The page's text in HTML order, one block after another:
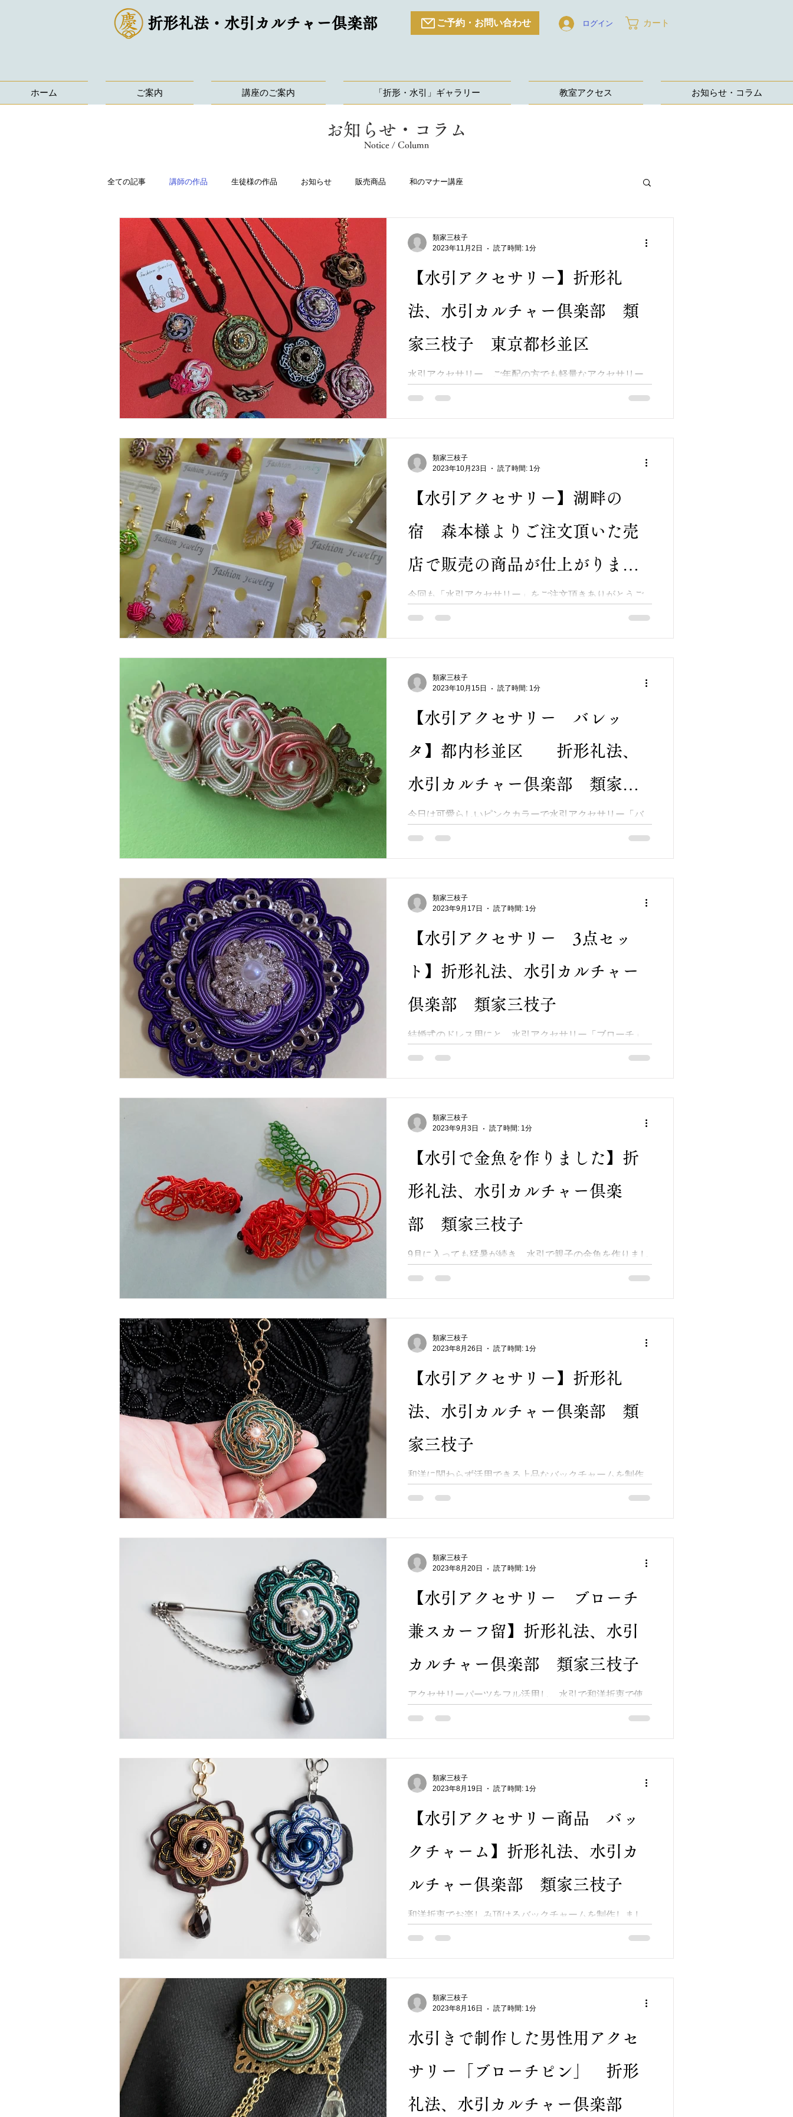
折形礼法・水引カルチャー倶楽部 ご予約・お問い合わせ ログイン カート
ホーム ご案内 講座のご案内 「折形・水引」ギャラリー 教室アクセス お知らせ・コラム
お知らせ・コラム
Notice / Column
全ての記事 講師の作品 生徒様の作品 お知らせ 販売商品 和のマナー講座
【水引アクセサリー】折形礼
法、水引カルチャー倶楽部 類
家三枝子 東京都杉並区
水引アクセサリー、ご年配の方でも軽量なアクセサリー
首の普段が軽減されます。 ボリューム感の割には軽くて
大変喜んで頂いています★ ヘアクリップは大人以外に子
類家三枝子
2023年11月2日
読了時間: 1分
【水引アクセサリー】湖畔の
宿 森本様よりご注文頂いた売
店で販売の商品が仕上がりまし
た。折形礼法、水引カルチャー
今回も「水引アクセサリー」をご注文頂きありがとうご
りご依頼の商品が46点仕上がり 発送致しました。 お気軽
に買いやすいお値段という事で、1,100円を中心に2,500
類家三枝子
2023年10月23日
読了時間: 1分
【水引アクセサリー バレッ
タ】都内杉並区 折形礼法、
水引カルチャー倶楽部 類家三
枝子
今日は可愛らしいピンクカラーで水引アクセサリー「バ
結び、小さめの梅結びとパール玉で飾り付けました。 特
徴は透かしの台座を活かし、敢えて見せるようにした点
類家三枝子
2023年10月15日
読了時間: 1分
【水引アクセサリー 3点セッ
ト】折形礼法、水引カルチャー
倶楽部 類家三枝子
結婚式のドレス用にと、水引アクセサリー「ブローチ」
の水引とカラーを選びお揃いに仕上げ、お気に召して頂
きました (*^-^*) 大振りのブローチ、天然石【アメジス
類家三枝子
2023年9月17日
読了時間: 1分
【水引で金魚を作りました】折
形礼法、水引カルチャー倶楽
部 類家三枝子
9月に入っても猛暑が続き、水引で親子の金魚を作りまし
早く暑さが収まって欲しいですね・・・
類家三枝子
2023年9月3日
読了時間: 1分
【水引アクセサリー】折形礼
法、水引カルチャー倶楽部 類
家三枝子
和洋に関わらず活用できる上品なバックチャームを制作
らお洒落な雰囲気を醸すチャーム、 普段使いのバック～
フォーマルなバック迄お使い頂けます。 トップには、パ
類家三枝子
2023年8月26日
読了時間: 1分
【水引アクセサリー ブローチ
兼スカーフ留】折形礼法、水引
カルチャー倶楽部 類家三枝子
アクセサリーパーツをフル活用し、水引で和洋折衷で使
がでしょうか？・・ ヘッドにはパワーストーン「オニキ
ス」を付けました★ 年齢や季節を問わずお楽しみ頂けま
類家三枝子
2023年8月20日
読了時間: 1分
【水引アクセサリー商品 バッ
クチャーム】折形礼法、水引カ
ルチャー倶楽部 類家三枝子
和洋折衷でお楽しみ頂けるバックチャームを制作しまし
雫型の水晶を付けました。 木枠が軽やかです(#^.^#) あら
ゆる邪気を祓うとされる水晶、母の日や敬老の日などの
類家三枝子
2023年8月19日
読了時間: 1分
水引きで制作した男性用アクセ
サリー「ブローチピン」 折形
礼法、水引カルチャー倶楽部
類家三枝子
2023年8月16日
読了時間: 1分